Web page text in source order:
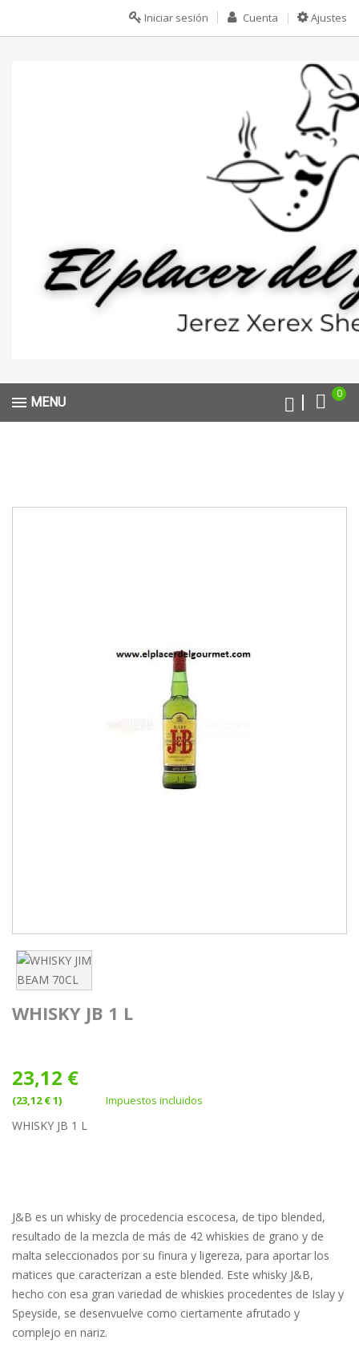
Ajustes
Cuenta
Iniciar sesión
0
MENU
WHISKY JB 1 L
23,12 €
(23,12 € 1) Impuestos incluidos
WHISKY JB 1 L
J&B es un whisky de procedencia escocesa, de tipo blended,
resultado de la mezcla de más de 42 whiskies de grano y de
malta seleccionados por su finura y ligereza, para aportar los
matices que caracterizan a este blended. Este whisky J&B,
hecho con esa gran variedad de whiskies procedentes de Islay y
Speyside, se desenvuelve como ciertamente afrutado y
complejo en nariz.